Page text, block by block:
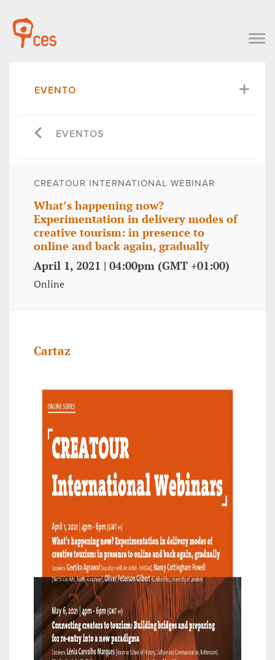
EVENTO
EVENTOS
CREATOUR INTERNATIONAL WEBINAR
What’s happening now?
Experimentation in delivery modes of
creative tourism: in presence to
online and back again, gradually
April 1, 2021 | 04:00pm (GMT +01:00)
Online
Cartaz